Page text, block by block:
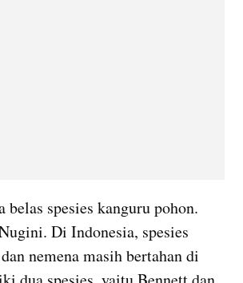
spesies kanguru pohon.
Di Indonesia, spesies
nemena masih bertahan di